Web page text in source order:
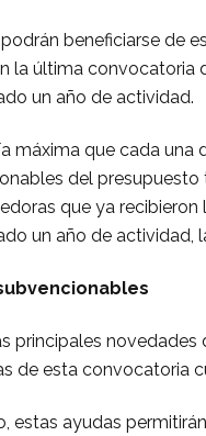
beneficiarse de
la última convocatoria
un año de actividad.
máxima que cada una
del
que ya
un año de actividad,
principales
de esta convocatoria
estas ayudas